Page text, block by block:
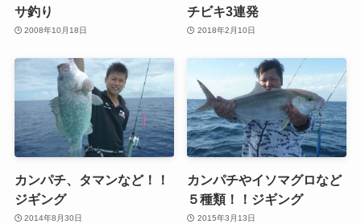
サ釣り
2008年10月18日
チビキ3連発
2018年2月10日
カンパチ、タマンなど！！
ジギング
2014年8月30日
カンパチやイソマグロなど
５種類！！ジギング
2015年3月13日